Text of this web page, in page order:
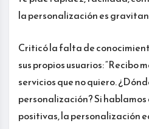
la personalización es
Criticó la falta de
sus propios usuarios: “Recibo
servicios que no quiero.
personalización? Si
positivas, la personalización